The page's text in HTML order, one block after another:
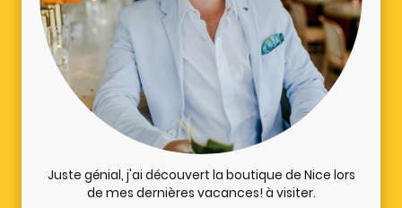
Juste génial, j'ai découvert la boutique de Nice lors
de mes dernières vacances! à visiter.